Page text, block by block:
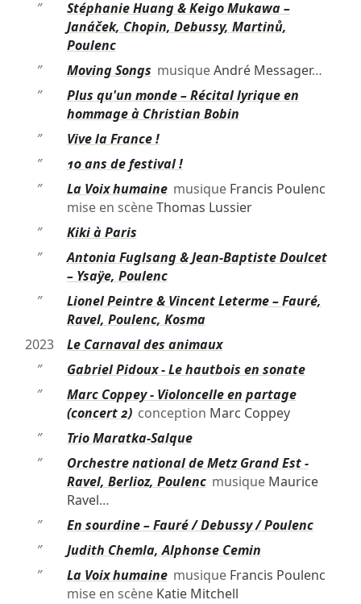
″
Stéphanie Huang & Keigo Mukawa –
Janáček, Chopin, Debussy, Martinů,
Poulenc
″
Moving Songs musiqueAndré Messager…
″
Plus qu'un monde – Récital lyrique en
hommage à Christian Bobin
″
Vive la France !
″
10 ans de festival !
″
La Voix humainemusique Francis Poulenc
mise en scèneThomas Lussier
″
Kiki à Paris
″
Antonia Fuglsang & Jean-Baptiste Doulcet
– Ysaÿe, Poulenc
″
Lionel Peintre & Vincent Leterme – Fauré,
Ravel, Poulenc, Kosma
2023
Le Carnaval des animaux
″
Gabriel Pidoux - Le hautbois en sonate
″
Marc Coppey - Violoncelle en partage
(concert 2)conception Marc Coppey
″
Trio Maratka-Salque
″
Orchestre national de Metz Grand Est -
Ravel, Berlioz, Poulencmusique Maurice
Ravel…
″
En sourdine – Fauré / Debussy / Poulenc
″
Judith Chemla, Alphonse Cemin
″
La Voix humainemusique Francis Poulenc
mise en scène Katie Mitchell